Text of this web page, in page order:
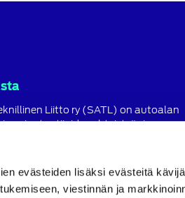
evästeiden lisäksi evästeitä
viestinnän ja
Liitto ry (SATL) on autoalan
asiantuntijoiden yhteistyö- ja
ja kehittää koko autoalan